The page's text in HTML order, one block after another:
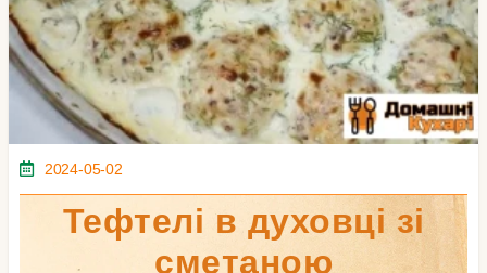
2024-05-02
Тефтелі в духовці зі
сметаною